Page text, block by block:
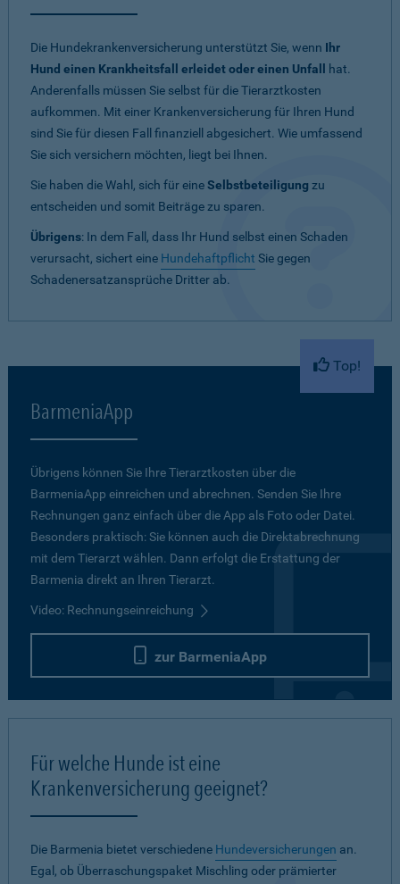
Die Hundekrankenversicherung unterstützt Sie, wenn Ihr
Hund einen Krankheitsfall erleidet oder einen Unfall
hat.
Anderenfalls müssen Sie selbst für die Tierarztkosten
aufkommen. Mit einer Krankenversicherung für Ihren Hund
sind Sie für diesen Fall finanziell abgesichert. Wie umfassend
Sie sich versichern möchten, liegt bei Ihnen.
Sie haben die Wahl, sich für eineSelbstbeteiligung zu
entscheiden und somit Beiträge zu sparen.
Übrigens: In dem Fall, dass Ihr Hund selbst einen Schaden
verursacht, sichert eine Hundehaftpflicht Sie gegen
Schadenersatzansprüche Dritter ab.
Top!
BarmeniaApp
Übrigens können Sie Ihre Tierarztkosten über die
BarmeniaApp einreichen und abrechnen. Senden Sie Ihre
Rechnungen ganz einfach über die App als Foto oder Datei.
Besonders praktisch: Sie können auch die Direktabrechnung
mit dem Tierarzt wählen. Dann erfolgt die Erstattung der
Barmenia direkt an Ihren Tierarzt.
Video: Rechnungseinreichung
zur BarmeniaApp
Für welche Hunde ist eine
Krankenversicherung geeignet?
Die Barmenia bietet verschiedene Hundeversicherungen an.
Egal, ob Überraschungspaket Mischling oder prämierter